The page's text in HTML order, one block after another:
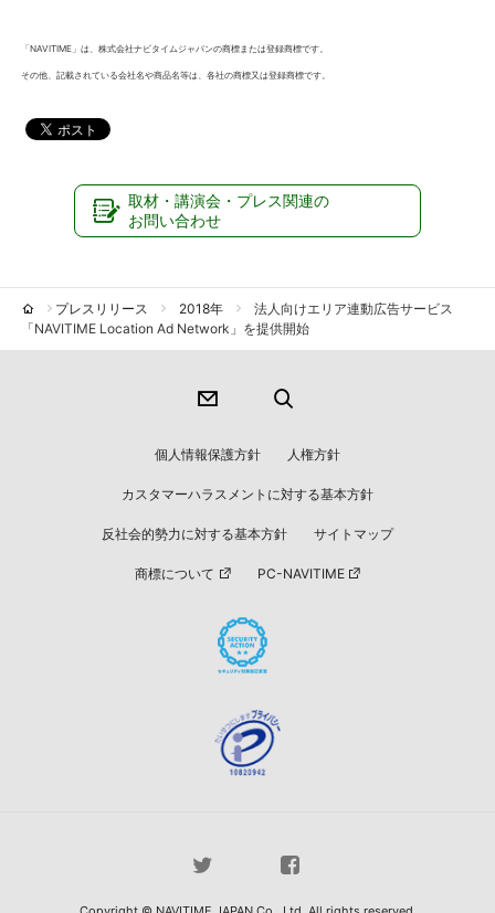
「NAVITIME」は、株式会社ナビタイムジャパンの商標または登録商標です。
その他、記載されている会社名や商品名等は、各社の商標又は登録商標です。
取材・講演会・プレス関連の
お問い合わせ
プレスリリース 2018年
法人向けエリア連動広告サービス
「NAVITIME Location Ad Network」を提供開始
個人情報保護方針 人権方針
カスタマーハラスメントに対する基本方針
反社会的勢力に対する基本方針 サイトマップ
商標について PC-NAVITIME